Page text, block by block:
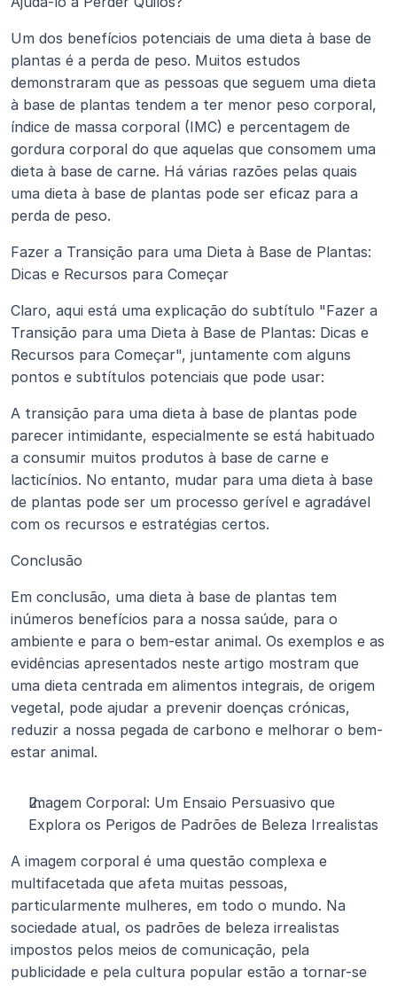
Um dos benefícios potenciais de uma dieta à base de
plantas é a perda de peso. Muitos estudos
demonstraram que as pessoas que seguem uma dieta
à base de plantas tendem a ter menor peso corporal,
índice de massa corporal (IMC) e percentagem de
gordura corporal do que aquelas que consomem uma
dieta à base de carne. Há várias razões pelas quais
uma dieta à base de plantas pode ser eficaz para a
perda de peso.
Fazer a Transição para uma Dieta à Base de Plantas:
Dicas e Recursos para Começar
Claro, aqui está uma explicação do subtítulo "Fazer a
Transição para uma Dieta à Base de Plantas: Dicas e
Recursos para Começar", juntamente com alguns
pontos e subtítulos potenciais que pode usar:
A transição para uma dieta à base de plantas pode
parecer intimidante, especialmente se está habituado
a consumir muitos produtos à base de carne e
lacticínios. No entanto, mudar para uma dieta à base
de plantas pode ser um processo gerível e agradável
com os recursos e estratégias certos.
Conclusão
Em conclusão, uma dieta à base de plantas tem
inúmeros benefícios para a nossa saúde, para o
ambiente e para o bem-estar animal. Os exemplos e as
evidências apresentados neste artigo mostram que
uma dieta centrada em alimentos integrais, de origem
vegetal, pode ajudar a prevenir doenças crónicas,
reduzir a nossa pegada de carbono e melhorar o bem-
estar animal.
Imagem Corporal: Um Ensaio Persuasivo que
Explora os Perigos de Padrões de Beleza Irrealistas
A imagem corporal é uma questão complexa e
multifacetada que afeta muitas pessoas,
particularmente mulheres, em todo o mundo. Na
sociedade atual, os padrões de beleza irrealistas
impostos pelos meios de comunicação, pela
publicidade e pela cultura popular estão a tornar-se